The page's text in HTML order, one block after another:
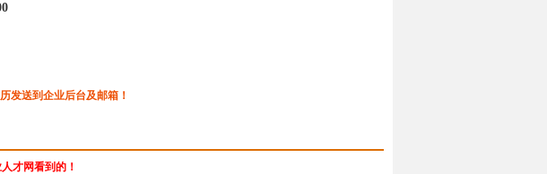
发送到企业后台及邮箱！
才网看到的！